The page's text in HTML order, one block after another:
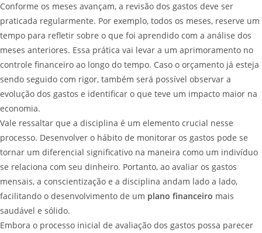
Conforme os meses avançam, a revisão dos gastos deve ser
praticada regularmente. Por exemplo, todos os meses, reserve um
tempo para refletir sobre o que foi aprendido com a análise dos
meses anteriores. Essa prática vai levar a um aprimoramento no
controle financeiro ao longo do tempo. Caso o orçamento já esteja
sendo seguido com rigor, também será possível observar a
evolução dos gastos e identificar o que teve um impacto maior na
economia.
Vale ressaltar que a disciplina é um elemento crucial nesse
processo. Desenvolver o hábito de monitorar os gastos pode se
tornar um diferencial significativo na maneira como um indivíduo
se relaciona com seu dinheiro. Portanto, ao avaliar os gastos
mensais, a conscientização e a disciplina andam lado a lado,
facilitando o desenvolvimento de um plano financeiro mais
saudável e sólido.
Embora o processo inicial de avaliação dos gastos possa parecer